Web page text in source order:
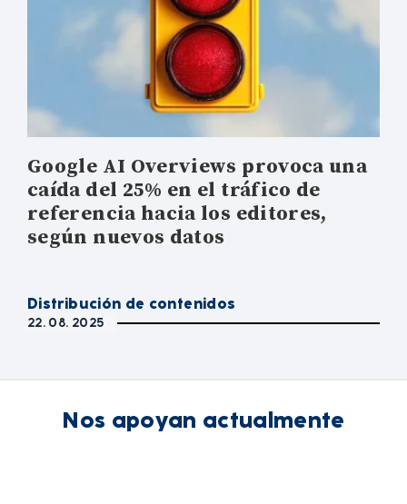
Google AI Overviews provoca una
caída del 25% en el tráfico de
referencia hacia los editores,
según nuevos datos
Distribución de contenidos
22. 08. 2025
Nos apoyan actualmente